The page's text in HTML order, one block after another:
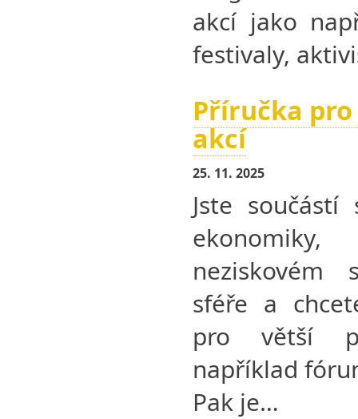
akcí jako
festivaly,
Příručka
akcí
25. 11. 2025
Jste
neziskovém
sféře a
pro větší
například
Pak je…